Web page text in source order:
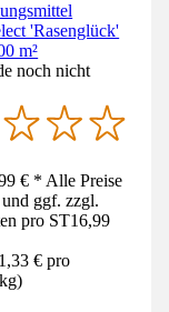
'Rasenglück'
m²
noch nicht
€ * Alle Preise
ggf. zzgl.
pro ST16,99
€ pro
kg)